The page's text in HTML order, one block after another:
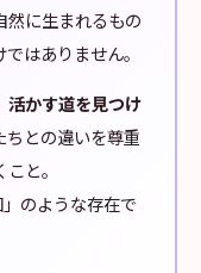
然に生まれるもの
はありません。
活かす道を見つけ
との違いを尊重
と。
のような存在で